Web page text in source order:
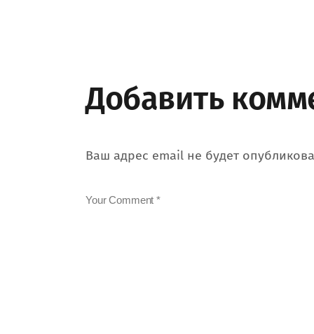
Добавить
Ваш адрес email не будет
Your Comment *